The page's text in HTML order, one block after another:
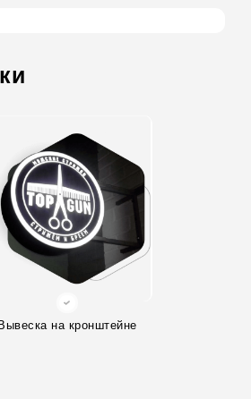
Вывеска на кронштейне